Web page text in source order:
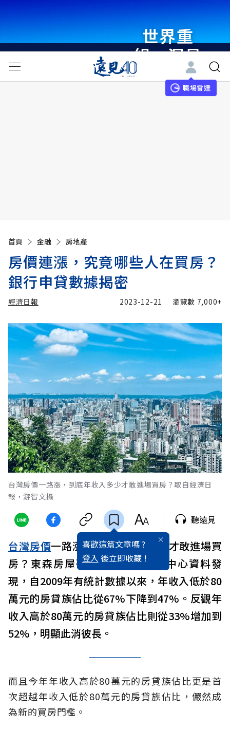
世界重
組・洞見
未來 與
世界領袖
職場雷達
首頁 金融 房地產
房價連漲，究竟哪些人在買房？
銀行申貸數據揭密
經濟日報 2023-12-21 瀏覽數 7,000+
台灣房價一路漲，到底年收入多少才敢進場買房？取自經濟日
報，游智文攝
喜歡這篇文章嗎 ?
登入 後立即收藏 !
聽遠見
台灣房價一路漲，到底年收入多少才敢進場買
房？東森房屋研究中心彙整聯徵中心資料發
現，自2009年有統計數據以來，年收入低於80
萬元的房貸族佔比從67%下降到47%。反觀年
收入高於80萬元的房貸族佔比則從33%增加到
52%，明顯此消彼長。
而且今年年收入高於80萬元的房貸族佔比更是首
次超越年收入低於80萬元的房貸族佔比，儼然成
為新的買房門檻。